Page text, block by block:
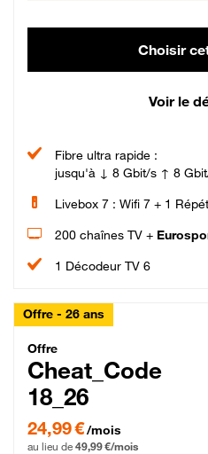
Choisir
Voir le
Fibre ultra rapide :
jusqu'à ↓ 8 Gbit/s ↑ 8
Livebox 7 : Wifi 7 + 1
200 chaînes TV +
1 Décodeur TV 6
Offre - 26 ans
Cheat_Code
Offre
Cheat_Code
18_26
24,99 € par mois pendant 0 mois
24,99 €/mois
au lieu de 49,99 €/mois